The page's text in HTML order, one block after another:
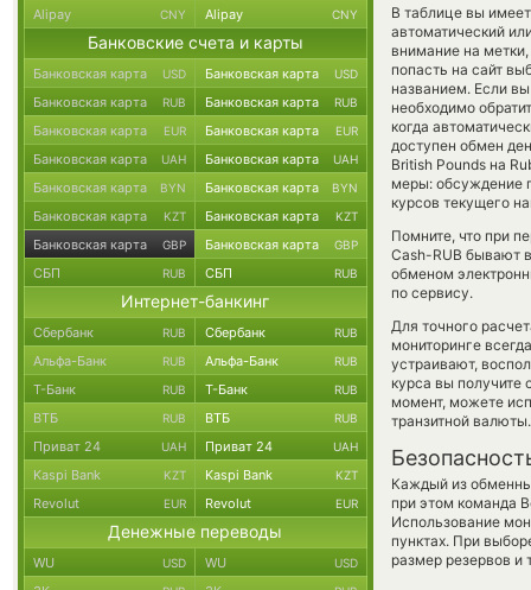
В таблице вы
автоматический
внимание на
попасть на сайт
названием. Если
необходимо
когда
доступен обмен
British Pounds на
меры: обсуждение
курсов текущего
Помните, что при
Cash-RUB бывают
обменом
по сервису.
Для точного
мониторинге
устраивают,
курса вы получите
момент, можете
транзитной валюты.
Каждый из
при этом команда
Использование
пунктах. При
размер резервов и
Alipay CNY Alipay CNY
Банковские счета и карты
Банковская карта USD Банковская карта USD
Банковская карта RUB Банковская карта RUB
Банковская карта EUR Банковская карта EUR
Банковская карта UAH Банковская карта UAH
Банковская карта BYN Банковская карта BYN
Банковская карта KZT Банковская карта KZT
Банковская карта GBP Банковская карта GBP
СБП RUB СБП RUB
Интернет-банкинг
Сбербанк RUB Сбербанк RUB
Альфа-Банк RUB Альфа-Банк RUB
Т-Банк RUB Т-Банк RUB
ВТБ RUB ВТБ RUB
Приват 24 UAH Приват 24 UAH
Kaspi Bank KZT Kaspi Bank KZT
Revolut EUR Revolut EUR
Денежные переводы
WU USD WU USD